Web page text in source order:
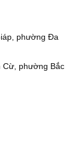
phường Đa
phường Bắc